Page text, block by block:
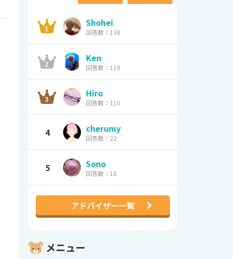
Shohei
回答数：138
Ken
回答数：119
Hiro
回答数：110
4 cherumy
回答数：22
5 Sono
回答数：18
アドバイザー一覧
メニュー